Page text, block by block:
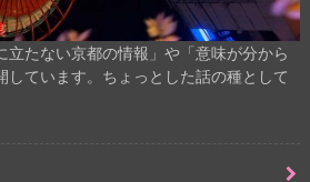
立たない京都の情報」や「意味が分から
しています。ちょっとした話の種として